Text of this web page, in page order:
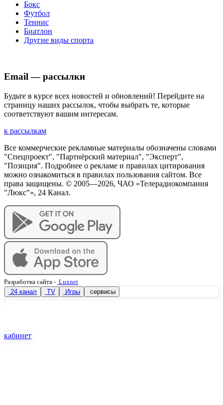
Бокс
Футбол
Теннис
Биатлон
Другие виды спорта
Email — рассылки
Будьте в курсе всех новостей и обновлений! Перейдите на
страницу наших рассылок, чтобы выбрать те, которые
соответствуют вашим интересам.
к рассылкам
Все коммерческие рекламные материалы обозначены словами
"Спецпроект", "Партнёрский материал", "Эксперт",
"Позиция". Подробнее о рекламе и правилах цитирования
можно ознакомиться в правилах пользования сайтом. Все
права защищены. © 2005—2026, ЧАО «Телерадиокомпания
"Люкс"», 24 Канал.
Разработка сайта - Luxnet
24 канал
TV Игры сервисы
кабинет